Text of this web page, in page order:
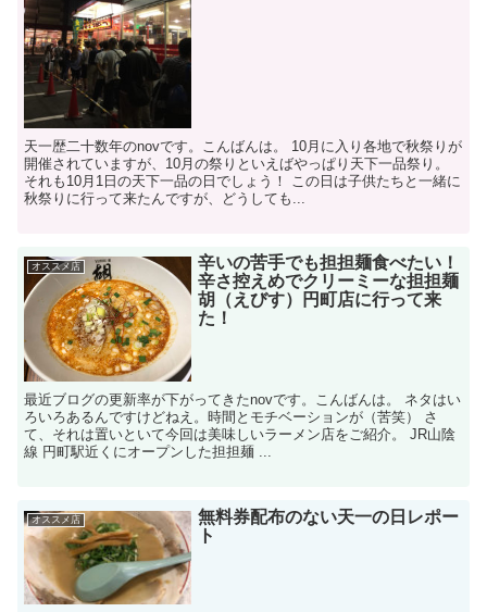
天一歴二十数年のnovです。こんばんは。 10月に入り各地で秋祭りが
開催されていますが、10月の祭りといえばやっぱり天下一品祭り。
それも10月1日の天下一品の日でしょう！ この日は子供たちと一緒に
秋祭りに行って来たんですが、どうしても...
オススメ店
辛いの苦手でも担担麺食べたい！
辛さ控えめでクリーミーな担担麺
胡（えびす）円町店に行って来
た！
最近ブログの更新率が下がってきたnovです。こんばんは。 ネタはい
ろいろあるんですけどねえ。時間とモチベーションが（苦笑） さ
て、それは置いといて今回は美味しいラーメン店をご紹介。 JR山陰
線 円町駅近くにオープンした担担麺 ...
オススメ店
無料券配布のない天一の日レポー
ト